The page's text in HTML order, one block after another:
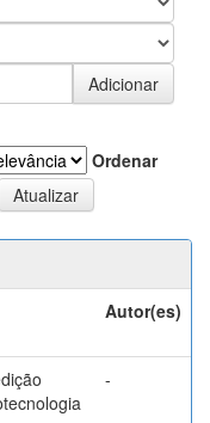
Ordenar
Autor(es)
-